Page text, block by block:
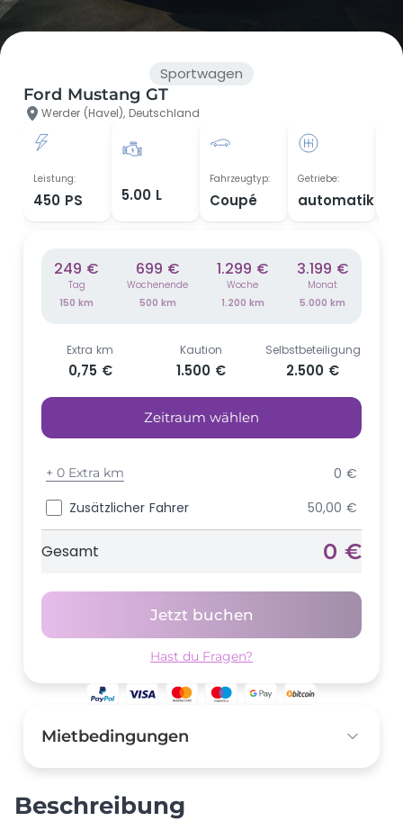
Beschreibung
Sportwagen
Ford Mustang GT
Werder (Havel), Deutschland
Leistung:
450 PS 5.00 L
Fahrzeugtyp:
Coupé
Getriebe:
automatik
249 €
Tag
150 km
699 €
Wochenende
500 km
1.299 €
Woche
1.200 km
3.199 €
Monat
5.000 km
Extra km
0,75 €
Kaution
1.500 €
Selbstbeteiligung
2.500 €
Zeitraum wählen
+ 0 Extra km
0 €
Zusätzlicher Fahrer
50,00 €
Gesamt 0 €
Jetzt buchen
Hast du Fragen?
Mietbedingungen
Kaution